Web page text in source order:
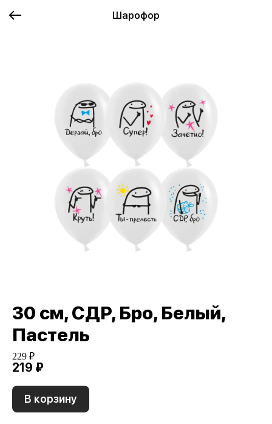
Шарофор
30 см, СДР, Бро, Белый,
Пастель
229 ₽
219 ₽
В корзину